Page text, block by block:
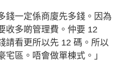
錢一定係商廈先多錢。因為
收多啲管理費。仲要 12
請看更所以先 12 碼。所以
區。唔會做單棟式。」